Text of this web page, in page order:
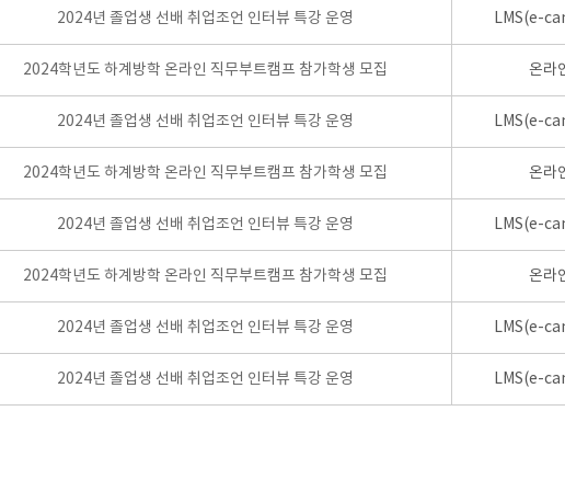
2024년 졸업생 선배 취업조언 인터뷰 특강 운영 LMS(e-
2024학년도 하계방학 온라인 직무부트캠프 참가학생 모집 온라
2024년 졸업생 선배 취업조언 인터뷰 특강 운영 LMS(e-
2024학년도 하계방학 온라인 직무부트캠프 참가학생 모집 온라
2024년 졸업생 선배 취업조언 인터뷰 특강 운영 LMS(e-
2024학년도 하계방학 온라인 직무부트캠프 참가학생 모집 온라
2024년 졸업생 선배 취업조언 인터뷰 특강 운영 LMS(e-
2024년 졸업생 선배 취업조언 인터뷰 특강 운영 LMS(e-